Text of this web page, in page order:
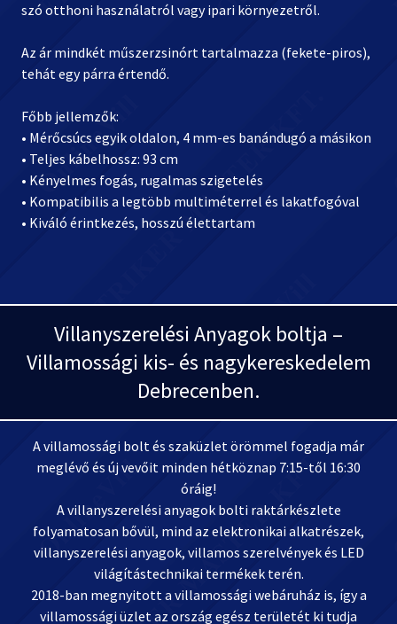
szó otthoni használatról vagy ipari környezetről.
Az ár mindkét műszerzsinórt tartalmazza (fekete-piros),
tehát egy párra értendő.
Főbb jellemzők:
• Mérőcsúcs egyik oldalon, 4 mm-es banándugó a másikon
• Teljes kábelhossz: 93 cm
• Kényelmes fogás, rugalmas szigetelés
• Kompatibilis a legtöbb multiméterrel és lakatfogóval
• Kiváló érintkezés, hosszú élettartam
Villanyszerelési Anyagok boltja –
Villamossági kis- és nagykereskedelem
Debrecenben.
A villamossági bolt és szaküzlet örömmel fogadja már
meglévő és új vevőit minden hétköznap 7:15-től 16:30
óráig!
A villanyszerelési anyagok bolti raktárkészlete
folyamatosan bővül, mind az elektronikai alkatrészek,
villanyszerelési anyagok, villamos szerelvények és LED
világítástechnikai termékek terén.
2018-ban megnyitott a villamossági webáruház is, így a
villamossági üzlet az ország egész területét ki tudja